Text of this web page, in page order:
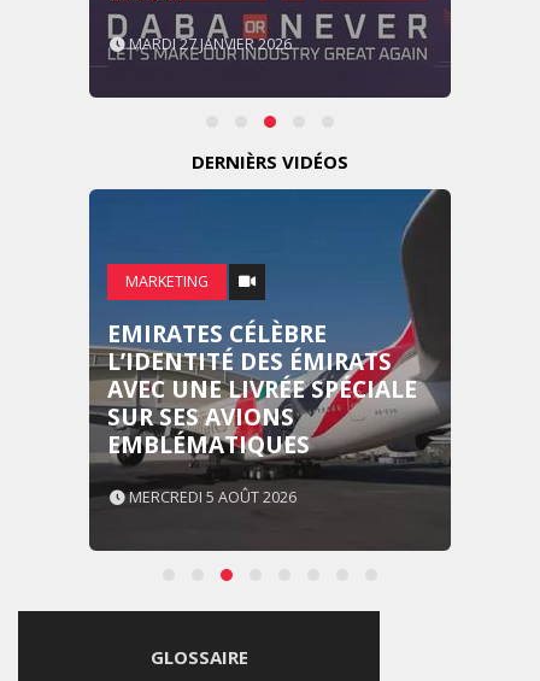
MARDI 27 JANVIER 2026
DERNIÈRS VIDÉOS
MARKETING
EMIRATES CÉLÈBRE
L’IDENTITÉ DES ÉMIRATS
AVEC UNE LIVRÉE SPÉCIALE
SUR SES AVIONS
EMBLÉMATIQUES
MERCREDI 5 AOÛT 2026
GLOSSAIRE